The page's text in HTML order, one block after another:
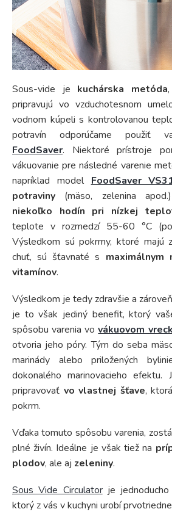
Sous-vide je kuchárska metóda
pripravujú vo vzduchotesnom
vodnom kúpeli s kontrolovanou
potravín odporúčame použiť
FoodSaver. Niektoré prístroje
vákuovanie pre následné varenie
napríklad model FoodSaver
potraviny (mäso, zelenina
niekoľko hodín pri nízkej
teplote v rozmedzí 55-60 °C
Výsledkom sú pokrmy, ktoré majú
chuť, sú šťavnaté s maximálnym
vitamínov.
Výsledkom je tedy zdravšie a
je to však jediný benefit, ktorý
spôsobu varenia vovákuovom
otvoria jeho póry. Tým do seba
marinády alebo priložených
dokonalého marinovacieho
pripravovať vo vlastnej šťave,
pokrm.
Vďaka tomuto spôsobu varenia,
plné živín. Ideálne je však tiež na
plodov, ale aj zeleniny.
Sous Vide Circulatorje jednoducho
ktorý z vás v kuchyni urobí